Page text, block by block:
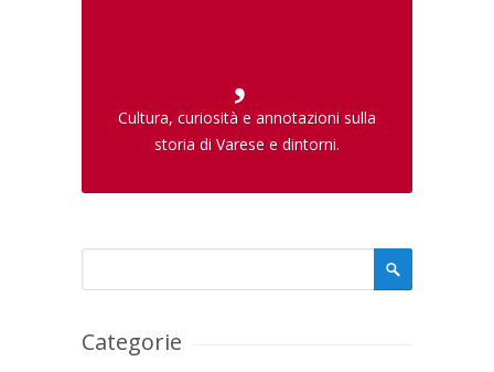
Cultura, curiosità e annotazioni sulla
storia di Varese e dintorni.
Cerca
Categorie